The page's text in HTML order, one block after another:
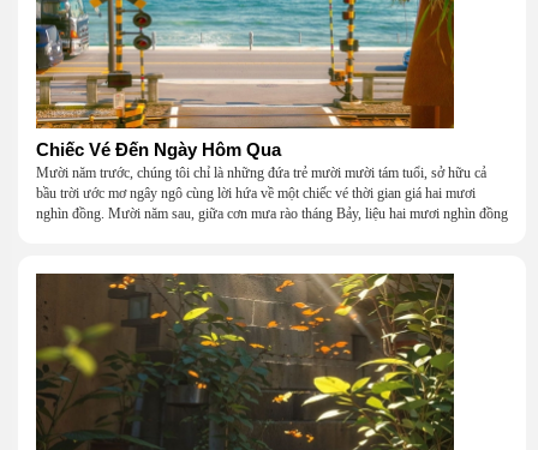
Chiếc Vé Đến Ngày Hôm Qua
Mười năm trước, chúng tôi chỉ là những đứa trẻ mười mười tám tuổi, sở hữu cả
bầu trời ước mơ ngây ngô cùng lời hứa về một chiếc vé thời gian giá hai mươi
nghìn đồng. Mười năm sau, giữa cơn mưa rào tháng Bảy, liệu hai mươi nghìn đồng